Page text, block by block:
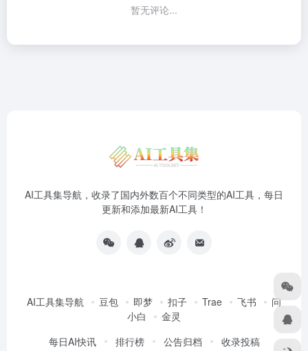
暂无评论...
AI工具集导航，收录了国内外数百个不同类型的AI工具，每日
更新和添加最新AI工具！
AI工具集导航 豆包 即梦 扣子 Trae 飞书
问
小白
金灵
每日AI快讯
排行榜 公告归档 收录投稿